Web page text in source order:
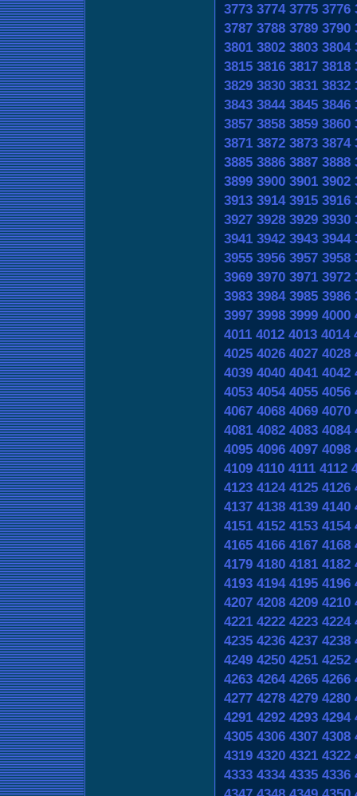
3773 3774 3775 3776
3787 3788 3789 3790
3801 3802 3803 3804
3815 3816 3817 3818
3829 3830 3831 3832
3843 3844 3845 3846
3857 3858 3859 3860
3871 3872 3873 3874
3885 3886 3887 3888
3899 3900 3901 3902
3913 3914 3915 3916
3927 3928 3929 3930
3941 3942 3943 3944
3955 3956 3957 3958
3969 3970 3971 3972
3983 3984 3985 3986
3997 3998 3999 4000
4011 4012 4013 4014
4025 4026 4027 4028
4039 4040 4041 4042
4053 4054 4055 4056
4067 4068 4069 4070
4081 4082 4083 4084
4095 4096 4097 4098
4109 4110 4111 4112
4123 4124 4125 4126
4137 4138 4139 4140
4151 4152 4153 4154
4165 4166 4167 4168
4179 4180 4181 4182
4193 4194 4195 4196
4207 4208 4209 4210
4221 4222 4223 4224
4235 4236 4237 4238
4249 4250 4251 4252
4263 4264 4265 4266
4277 4278 4279 4280
4291 4292 4293 4294
4305 4306 4307 4308
4319 4320 4321 4322
4333 4334 4335 4336